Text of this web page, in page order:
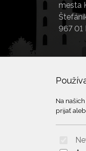
Na
prijať
mesta
967 01